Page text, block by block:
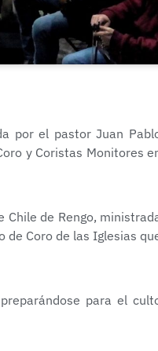
por el pastor Juan
y Coristas Monitores
de Rengo,
de Coro de las Iglesias
para el